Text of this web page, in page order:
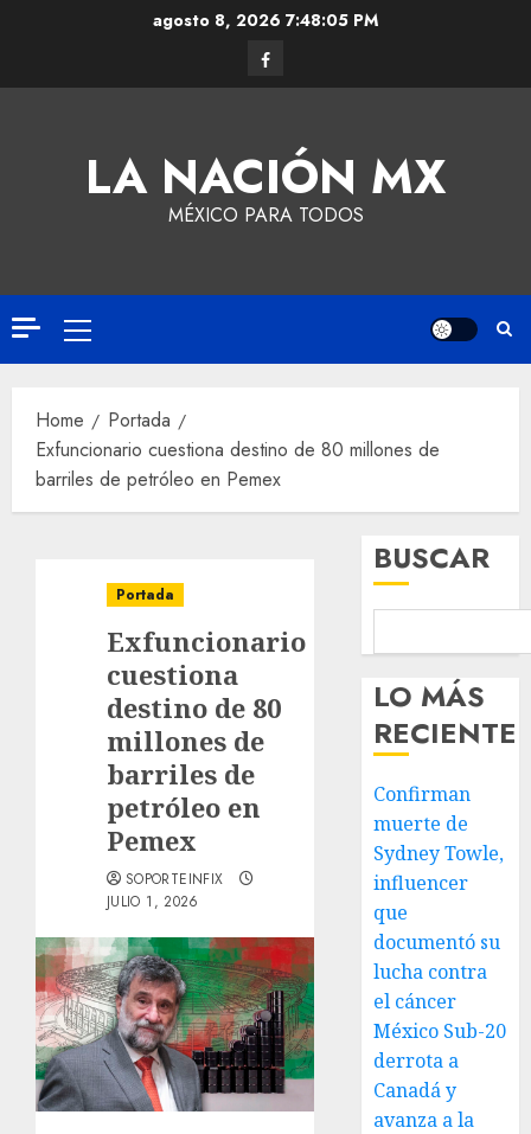
agosto 8, 2026 7:48:06 PM
LA NACIÓN MX
MÉXICO PARA TODOS
Home
Portada
Exfuncionario cuestiona destino de 80 millones de
barriles de petróleo en Pemex
Portada
Exfuncionario
cuestiona
destino de 80
millones de
barriles de
petróleo en
Pemex
SOPORTEINFIX
JULIO 1, 2026
BUSCAR
LO MÁS
RECIENTE
Confirman
muerte de
Sydney Towle,
influencer
que
documentó su
lucha contra
el cáncer
México Sub-20
derrota a
Canadá y
avanza a la